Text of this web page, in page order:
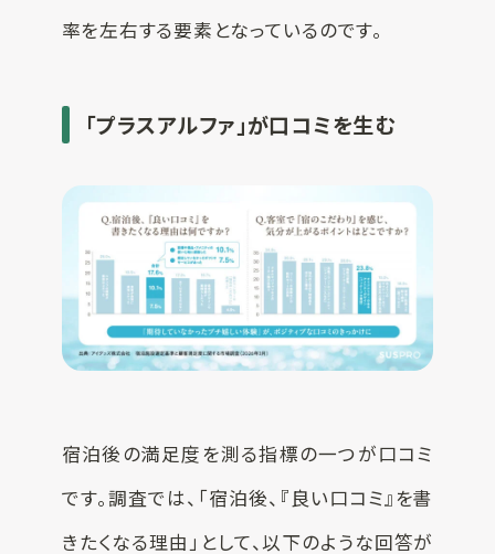
率を左右する要素となっているのです。
「プラスアルファ」が口コミを生む
宿泊後の満足度を測る指標の一つが口コミ
です。調査では、「宿泊後、『良い口コミ』を書
きたくなる理由」として、以下のような回答が